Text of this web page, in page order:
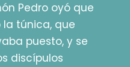
Pedro oyó que
la túnica, que
puesto, y se
discípulos